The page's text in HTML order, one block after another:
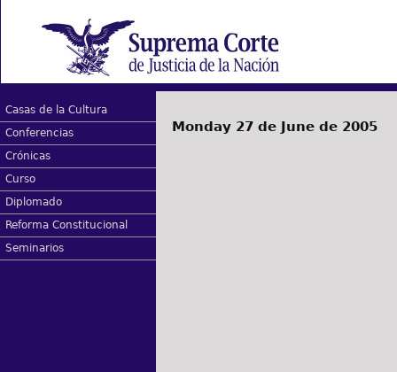
Casas de la Cultura
Conferencias
Crónicas
Curso
Diplomado
Reforma Constitucional
Seminarios
Monday 27 de June de 2005